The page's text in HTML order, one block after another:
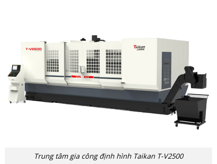
Trung tâm gia công định hình Taikan T-V2500